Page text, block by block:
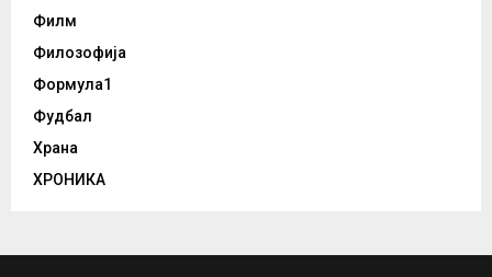
Филм
Филозофија
Формула1
Фудбал
Храна
ХРОНИКА